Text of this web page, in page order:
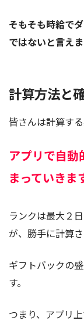
そもそも時給で
ではないと言えま
計算方法と
皆さんは計算す
アプリで自動
まっていきま
ランクは最大２
が、勝手に計算さ
ギフトバックの
す。
つまり、アプリ